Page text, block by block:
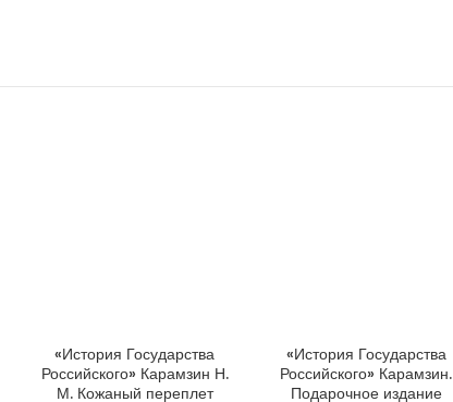
ДОБАВИТЬ В КОРЗИНУ
«История Государства
Российского» Карамзин Н.
М. Кожаный переплет
ДОБАВИТЬ В КОРЗИНУ
«История Государства
Российского» Карамзин.
Подарочное издание